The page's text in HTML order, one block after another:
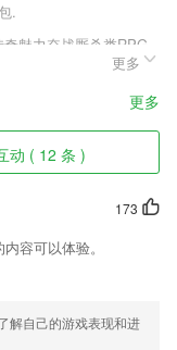
.
魅力奋战厮杀类RPG
沙城传说巅峰故事，即
pk对决续写更加无双
的王者厮杀对决点燃不
体验吧。
就是这么任性
藏保存；
学活用,教你科学记忆,
的条纹码即可找到其电
更多
更多
动 ( 12 条 )
173
容可以体验。
解自己的游戏表现和进